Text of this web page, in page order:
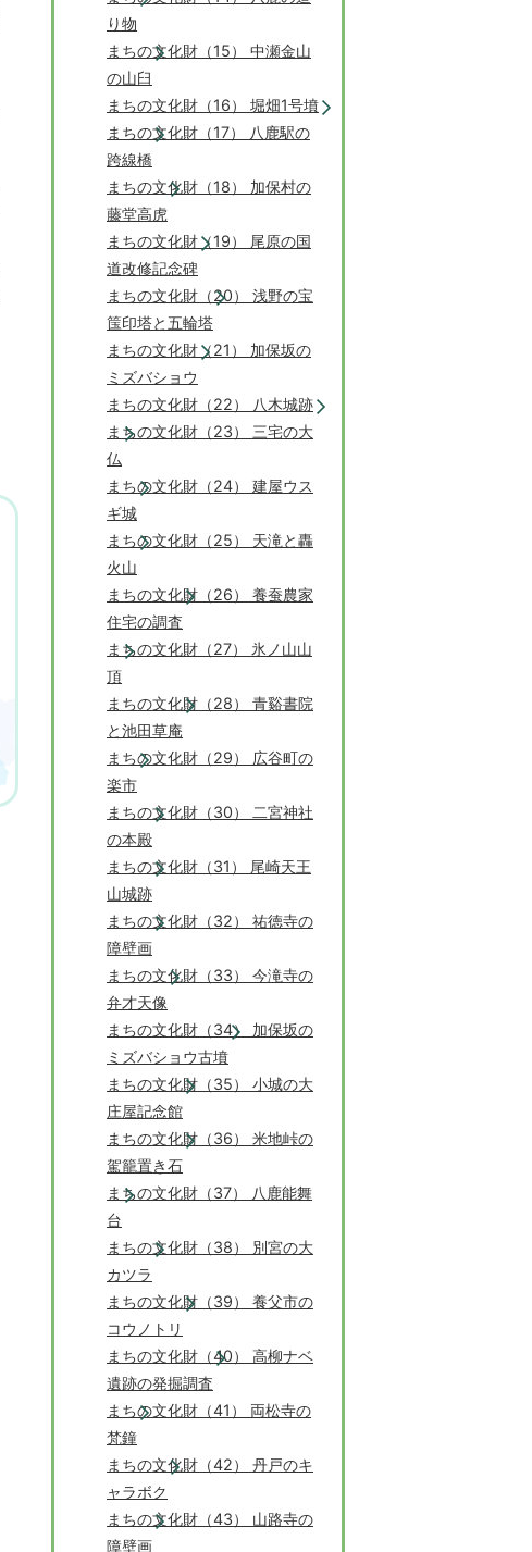
り物
まちの文化財（15） 中瀬金山
の山臼
まちの文化財（16） 堀畑1号墳
まちの文化財（17） 八鹿駅の
跨線橋
まちの文化財（18） 加保村の
藤堂高虎
まちの文化財（19） 尾原の国
道改修記念碑
まちの文化財（20） 浅野の宝
筺印塔と五輪塔
まちの文化財（21） 加保坂の
ミズバショウ
まちの文化財（22） 八木城跡
まちの文化財（23） 三宅の大
仏
まちの文化財（24） 建屋ウス
ギ城
まちの文化財（25） 天滝と轟
火山
まちの文化財（26） 養蚕農家
住宅の調査
まちの文化財（27） 氷ノ山山
頂
まちの文化財（28） 青谿書院
と池田草庵
まちの文化財（29） 広谷町の
楽市
まちの文化財（30） 二宮神社
の本殿
まちの文化財（31） 尾崎天王
山城跡
まちの文化財（32） 祐徳寺の
障壁画
まちの文化財（33） 今滝寺の
弁才天像
まちの文化財（34） 加保坂の
ミズバショウ古墳
まちの文化財（35） 小城の大
庄屋記念館
まちの文化財（36） 米地峠の
駕籠置き石
まちの文化財（37） 八鹿能舞
台
まちの文化財（38） 別宮の大
カツラ
まちの文化財（39） 養父市の
コウノトリ
まちの文化財（40） 高柳ナベ
遺跡の発掘調査
まちの文化財（41） 両松寺の
梵鐘
まちの文化財（42） 丹戸のキ
ャラボク
まちの文化財（43） 山路寺の
障壁画